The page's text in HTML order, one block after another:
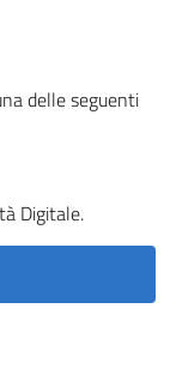
delle seguenti
Digitale.